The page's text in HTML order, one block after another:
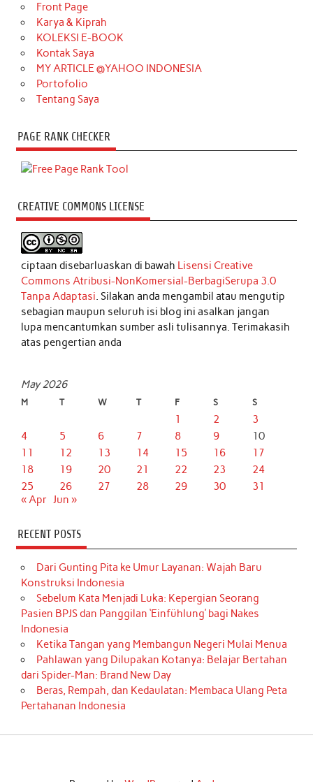
Front Page
Karya & Kiprah
KOLEKSI E-BOOK
Kontak Saya
MY ARTICLE @YAHOO INDONESIA
Portofolio
Tentang Saya
PAGE RANK CHECKER
CREATIVE COMMONS LICENSE
ciptaan disebarluaskan di bawah Lisensi Creative
Commons Atribusi-NonKomersial-BerbagiSerupa 3.0
Tanpa Adaptasi . Silakan anda mengambil atau mengutip
sebagian maupun seluruh isi blog ini asalkan jangan
lupa mencantumkan sumber asli tulisannya. Terimakasih
atas pengertian anda
May 2026
M T W T F S S
1 2
3
4
5 6 7 8 9
10
11
12 13 14 15 16
17
18
19 20 21 22 23
24
25
26 27 28 29 30
31
« Apr Jun »
RECENT POSTS
Dari Gunting Pita ke Umur Layanan: Wajah Baru
Konstruksi Indonesia
Sebelum Kata Menjadi Luka: Kepergian Seorang
Pasien BPJS dan Panggilan ‘Einfühlung’ bagi Nakes
Indonesia
Ketika Tangan yang Membangun Negeri Mulai Menua
Pahlawan yang Dilupakan Kotanya: Belajar Bertahan
dari Spider-Man: Brand New Day
Beras, Rempah, dan Kedaulatan: Membaca Ulang Peta
Pertahanan Indonesia